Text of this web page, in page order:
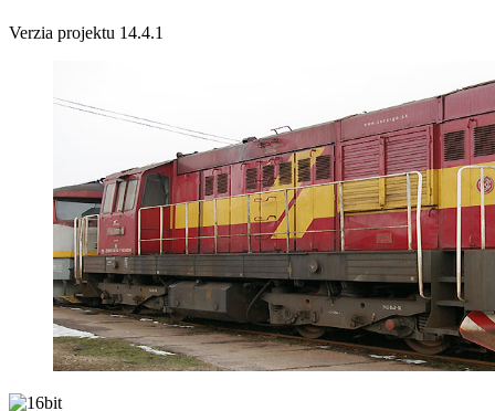
Verzia projektu 14.4.1